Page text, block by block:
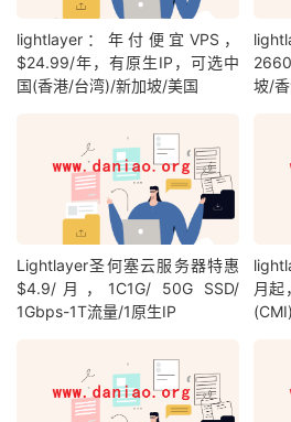
lightlayer：年付便宜VPS，
$24.99/年，有原生IP，可选中
国(香港/台湾)/新加坡/美国
坡/
Lightlayer圣何塞云服务器特惠
$4.9/月，1C1G/ 50G SSD/
1Gbps-1T流量/1原生IP
月起